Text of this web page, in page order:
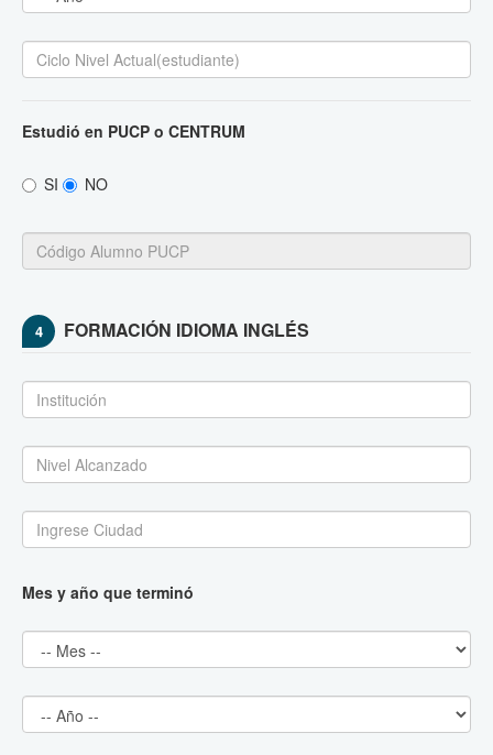
Estudió en PUCP o CENTRUM
SI NO
4 FORMACIÓN IDIOMA INGLÉS
Mes y año que terminó